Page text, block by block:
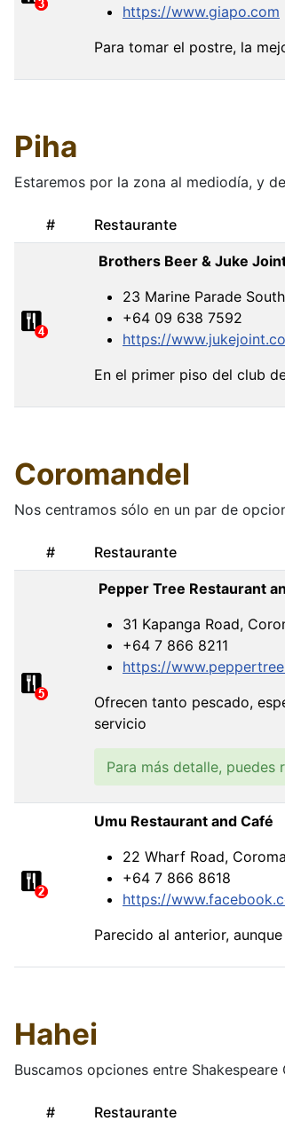
https://www.giapo.com
Para tomar el postre, la
Piha
Estaremos por la zona al mediodía, y
# Restaurante
Brothers Beer & Juke
23 Marine Parade
+64 09 638 7592
https://
En el primer piso del club
Coromandel
Nos centramos sólo en un par de
# Restaurante
Pepper Tree Restaurant
31 Kapanga Road,
+64 7 866 8211
https://
Ofrecen tanto pescado,
servicio
Para más detalle, puedes
Umu Restaurant and Café
22 Wharf Road,
+64 7 866 8618
https://
Parecido al anterior,
Hahei
Buscamos opciones entre
# Restaurante